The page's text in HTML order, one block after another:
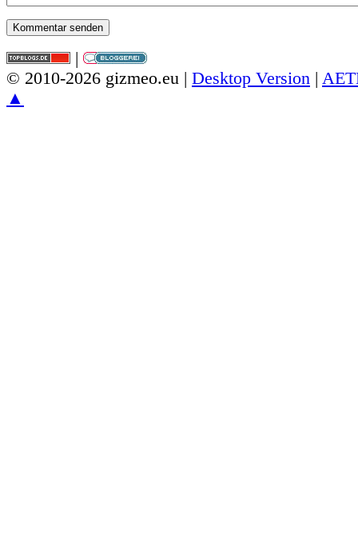
|
© 2010-2026 gizmeo.eu | Desktop Version |
▲